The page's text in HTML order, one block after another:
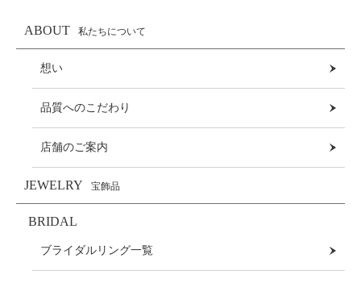
ABOUT 私たちについて
想い
品質へのこだわり
店舗のご案内
JEWELRY 宝飾品
BRIDAL
ブライダルリング一覧